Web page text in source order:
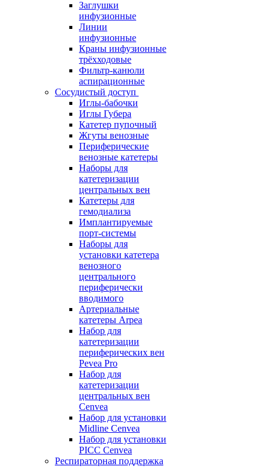
Заглушки
инфузионные
Линии
инфузионные
Краны инфузионные
трёхходовые
Фильтр-канюли
аспирационные
Сосудистый доступ
Иглы-бабочки
Иглы Губера
Катетер пупочный
Жгуты венозные
Периферические
венозные катетеры
Наборы для
катетеризации
центральных вен
Катетеры для
гемодиализа
Имплантируемые
порт‑системы
Наборы для
установки катетера
венозного
центрального
периферически
вводимого
Артериальные
катетеры Arpea
Набор для
катетеризации
периферических вен
Pevea Pro
Набор для
катетеризации
центральных вен
Cenvea
Набор для установки
Midline Cenvea
Набор для установки
PICC Cenvea
Респираторная поддержка